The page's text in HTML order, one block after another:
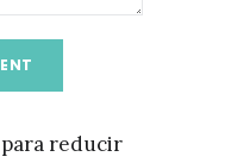
reducir